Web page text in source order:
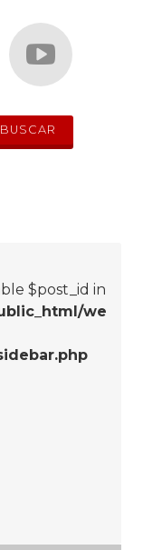
$post_id in
we